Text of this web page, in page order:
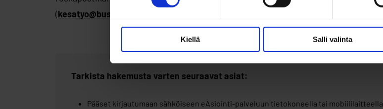
Kiellä Salli valinta
(kesatyo@businessoulu.com
Tarkista hakemusta varten seuraavat asiat:
Pääset kirjautumaan sähköiseen eAsiointi-palveluun tietokoneella tai mobiililaitteella